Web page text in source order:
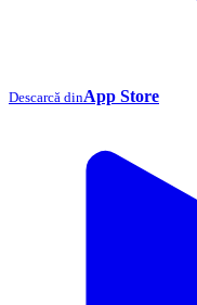
Descarcă dinApp Store